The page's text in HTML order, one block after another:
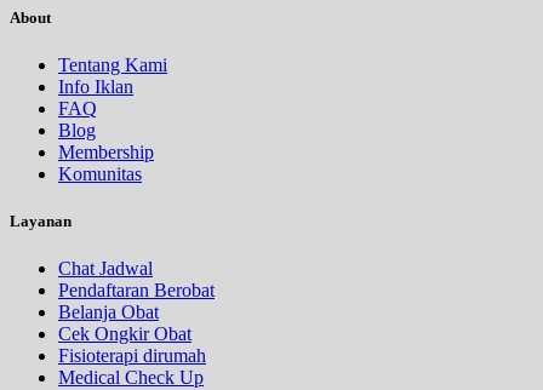
About
Tentang Kami
Info Iklan
FAQ
Blog
Membership
Komunitas
Layanan
Chat Jadwal
Pendaftaran Berobat
Belanja Obat
Cek Ongkir Obat
Fisioterapi dirumah
Medical Check Up